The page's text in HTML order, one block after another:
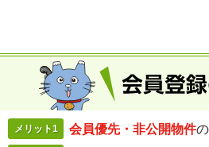
メリット1 会員優先・ 非公開物件